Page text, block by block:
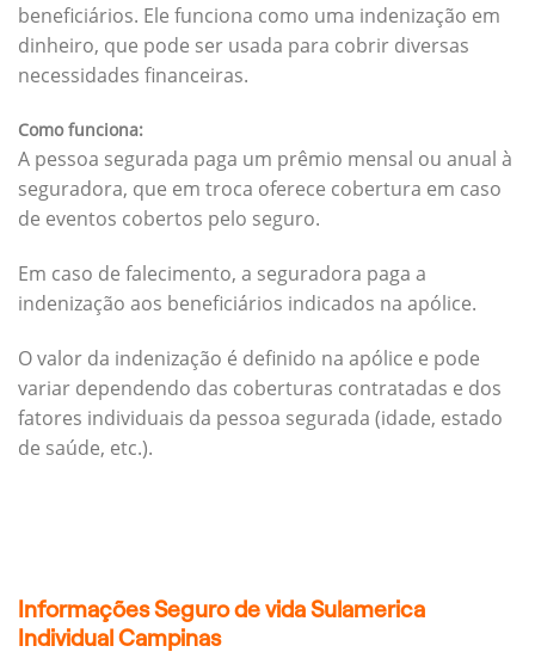
beneficiários. Ele funciona como uma indenização em
dinheiro, que pode ser usada para cobrir diversas
necessidades financeiras.
Como funciona:
A pessoa segurada paga um prêmio mensal ou anual à
seguradora, que em troca oferece cobertura em caso
de eventos cobertos pelo seguro.
Em caso de falecimento, a seguradora paga a
indenização aos beneficiários indicados na apólice.
O valor da indenização é definido na apólice e pode
variar dependendo das coberturas contratadas e dos
fatores individuais da pessoa segurada (idade, estado
de saúde, etc.).
Informações Seguro de vida Sulamerica
Individual Campinas